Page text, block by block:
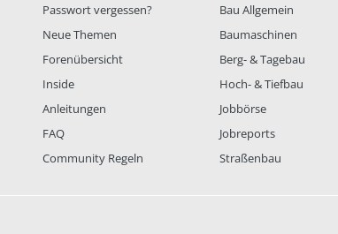
Passwort vergessen?
Neue Themen
Forenübersicht
Inside
Anleitungen
FAQ
Community Regeln
Bau Allgemein
Baumaschinen
Berg- & Tagebau
Hoch- & Tiefbau
Jobbörse
Jobreports
Straßenbau